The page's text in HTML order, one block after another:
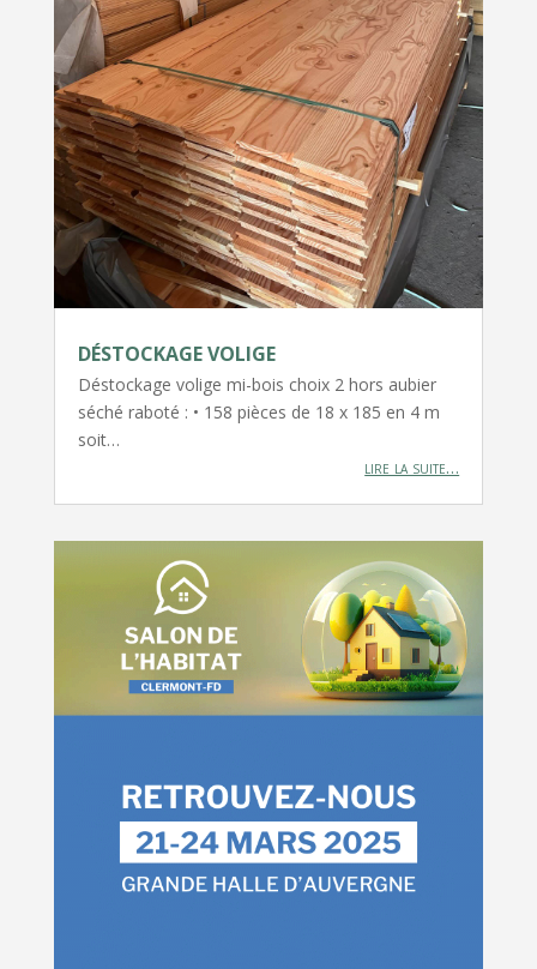
DÉSTOCKAGE VOLIGE
Déstockage volige mi-bois choix 2 hors aubier
séché raboté : • 158 pièces de 18 x 185 en 4 m
soit…
lire la suite…